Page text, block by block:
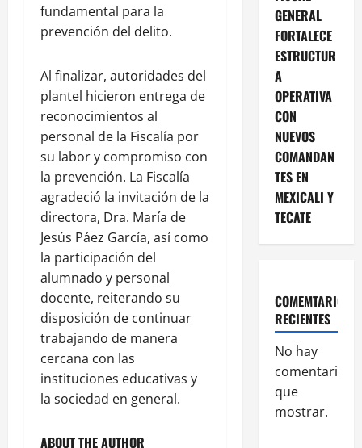
fundamental para la
prevención del delito.
Al finalizar, autoridades del
plantel hicieron entrega de
reconocimientos al
personal de la Fiscalía por
su labor y compromiso con
la prevención. La Fiscalía
agradeció la invitación de la
directora, Dra. María de
Jesús Páez García, así como
la participación del
alumnado y personal
docente, reiterando su
disposición de continuar
trabajando de manera
cercana con las
instituciones educativas y
la sociedad en general.
ABOUT THE AUTHOR
GENERAL
FORTALECE
ESTRUCTUR
A
OPERATIVA
CON
NUEVOS
COMANDAN
TES EN
MEXICALI Y
TECATE
COMEMTARIOS
RECIENTES
No hay
comentarios
que
mostrar.